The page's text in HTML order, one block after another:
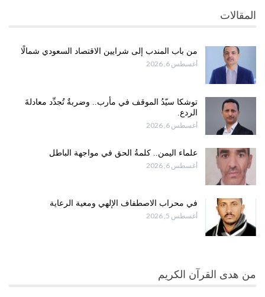
المقالات
من باب المندب إلى شرايين الاقتصاد السعودي شمالًا
أغسطس 6, 2026
توشكا سيّدُ الموقف في مأرب.. وضربةٌ تُجدِّد معادلةَ
الردع.
أغسطس 6, 2026
علماء اليمن.. كلمةُ الحق في مواجهة الباطل
أغسطس 6, 2026
في محراب الاصطفاف الإلهي ومعية الرعاية
أغسطس 5, 2026
من هدى القرآن الكريم